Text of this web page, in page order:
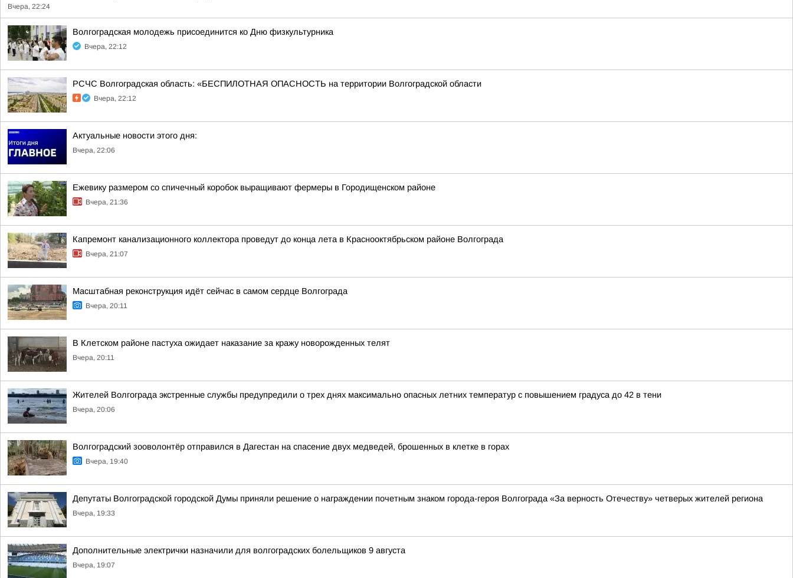
Вчера, 22:24
Волгоградская молодежь присоединится ко Дню физкультурника
Вчера, 22:12
РСЧС Волгоградская область: «БЕСПИЛОТНАЯ ОПАСНОСТЬ на территории Волгоградской области
Вчера, 22:12
Актуальные новости этого дня:
Вчера, 22:06
Ежевику размером со спичечный коробок выращивают фермеры в Городищенском районе
Вчера, 21:36
Капремонт канализационного коллектора проведут до конца лета в Краснооктябрьском районе Волгограда
Вчера, 21:07
Масштабная реконструкция идёт сейчас в самом сердце Волгограда
Вчера, 20:11
В Клетском районе пастуха ожидает наказание за кражу новорожденных телят
Вчера, 20:11
Жителей Волгограда экстренные службы предупредили о трех днях максимально опасных летних температур с повышением градуса до 42 в тени
Вчера, 20:06
Волгоградский зооволонтёр отправился в Дагестан на спасение двух медведей, брошенных в клетке в горах
Вчера, 19:40
Депутаты Волгоградской городской Думы приняли решение о награждении почетным знаком города-героя Волгограда «За верность Отечеству» четверых жителей региона
Вчера, 19:33
Дополнительные электрички назначили для волгоградских болельщиков 9 августа
Вчера, 19:07